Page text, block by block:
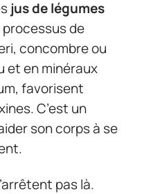
jus de légumes
de
concombre ou
et en minéraux
favorisent
C’est un
son corps à se
pas là.